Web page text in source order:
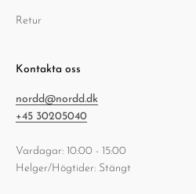
Retur
Kontakta oss
nordd@nordd.dk
+45 30205040
Vardagar: 10:00 - 15:00
Helger/Högtider: Stängt